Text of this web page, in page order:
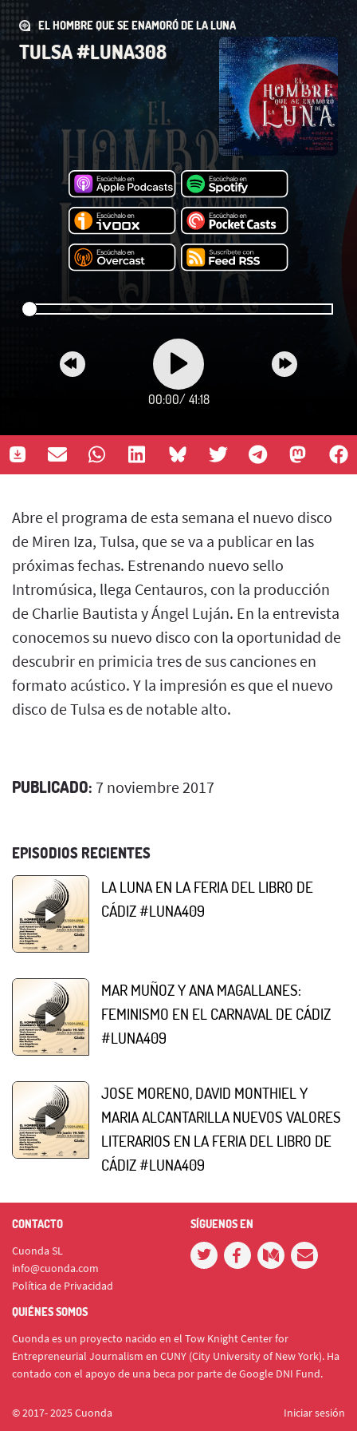
EL HOMBRE QUE SE ENAMORÓ DE LA LUNA
TULSA #LUNA308
00:00/ 41:18
Abre el programa de esta semana el nuevo disco
de Miren Iza, Tulsa, que se va a publicar en las
próximas fechas. Estrenando nuevo sello
Intromúsica, llega Centauros, con la producción
de Charlie Bautista y Ángel Luján. En la entrevista
conocemos su nuevo disco con la oportunidad de
descubrir en primicia tres de sus canciones en
formato acústico. Y la impresión es que el nuevo
disco de Tulsa es de notable alto.
PUBLICADO: 7 noviembre 2017
EPISODIOS RECIENTES
LA LUNA EN LA FERIA DEL LIBRO DE
CÁDIZ #LUNA409
MAR MUÑOZ Y ANA MAGALLANES:
FEMINISMO EN EL CARNAVAL DE CÁDIZ
#LUNA409
JOSE MORENO, DAVID MONTHIEL Y
MARIA ALCANTARILLA NUEVOS VALORES
LITERARIOS EN LA FERIA DEL LIBRO DE
CÁDIZ #LUNA409
CONTACTO
Cuonda SL
info@cuonda.com
Política de Privacidad
SÍGUENOS EN
QUIÉNES SOMOS
Cuonda es un proyecto nacido en el Tow Knight Center for
Entrepreneurial Journalism en CUNY (City University of New York). Ha
contado con el apoyo de una beca por parte de Google DNI Fund.
© 2017- 2025 Cuonda Iniciar sesión